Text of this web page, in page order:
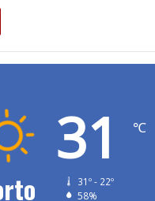
31 ℃
31º - 22º
58%